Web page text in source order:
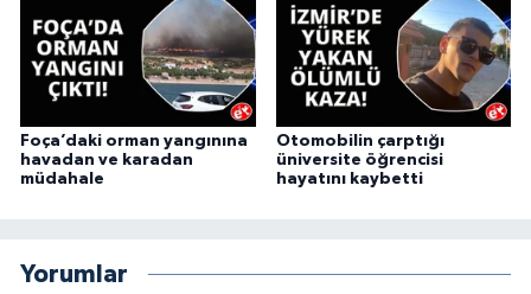
Foça’daki orman yangınına
havadan ve karadan
müdahale
Otomobilin çarptığı
üniversite öğrencisi
hayatını kaybetti
Yorumlar